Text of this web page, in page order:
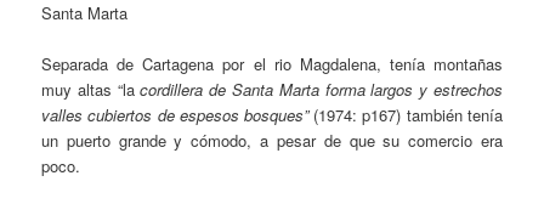
Santa Marta
Separada de Cartagena por el rio Magdalena, tenía montañas
muy altas “lacordillera de Santa Marta forma largos y estrechos
valles cubiertos de espesos bosques”(1974: p167) también tenía
un puerto grande y cómodo, a pesar de que su comercio era
poco.